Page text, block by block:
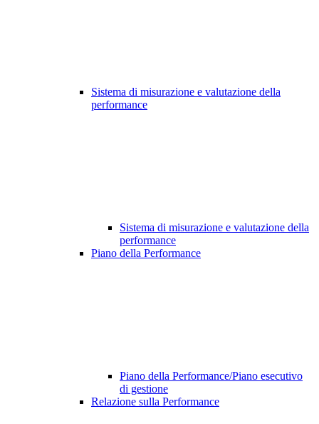
Sistema di misurazione e valutazione della
performance
Sistema di misurazione e valutazione della
performance
Piano della Performance
Piano della Performance/Piano esecutivo
di gestione
Relazione sulla Performance